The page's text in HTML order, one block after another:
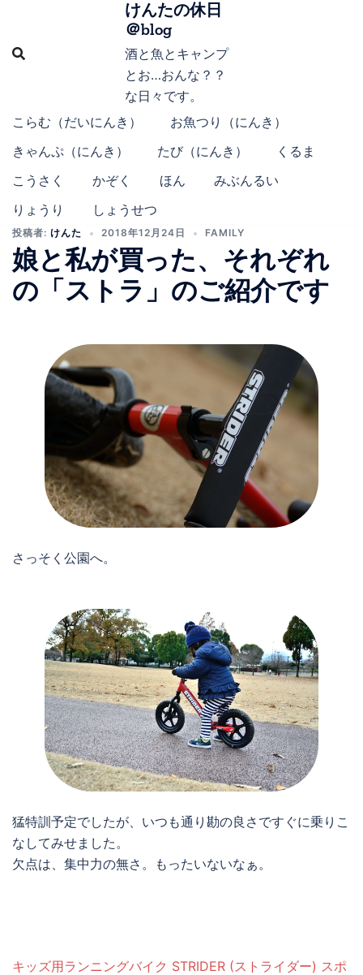
けんたの休日
＠blog
酒と魚とキャンプ
とお…おんな？？
な日々です。
こらむ（だいにんき）
お魚つり（にんき）
きゃんぷ（にんき）
たび（にんき）
くるま
こうさく
かぞく ほん
みぶんるい
りょうり
しょうせつ
投稿者: けんた 2018年12月24日 FAMILY
娘と私が買った、それぞれ
の「ストラ」のご紹介です
さっそく公園へ。
猛特訓予定でしたが、いつも通り勘の良さですぐに乗りこ
なしてみせました。
欠点は、集中力の無さ。もったいないなぁ。
キッズ用ランニングバイク STRIDER (ストライダー) スポ